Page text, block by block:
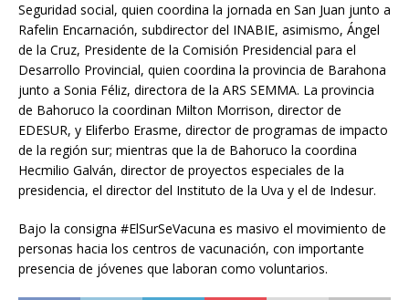
Seguridad social, quien coordina la jornada en San Juan junto a
Rafelin Encarnación, subdirector del INABIE, asimismo, Ángel
de la Cruz, Presidente de la Comisión Presidencial para el
Desarrollo Provincial, quien coordina la provincia de Barahona
junto a Sonia Féliz, directora de la ARS SEMMA. La provincia
de Bahoruco la coordinan Milton Morrison, director de
EDESUR, y Eliferbo Erasme, director de programas de impacto
de la región sur; mientras que la de Bahoruco la coordina
Hecmilio Galván, director de proyectos especiales de la
presidencia, el director del Instituto de la Uva y el de Indesur.
Bajo la consigna #ElSurSeVacuna es masivo el movimiento de
personas hacia los centros de vacunación, con importante
presencia de jóvenes que laboran como voluntarios.